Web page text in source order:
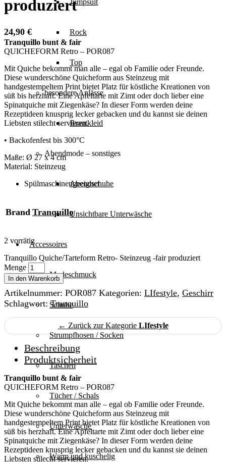
Jumpsuit
Rock
Top
besondere Anlässe
Brautkleid
Abendmode – sonstiges
Abendschuhe
Unsichtbare Unterwäsche
Accessoires
Modeschmuck
Schuhe
Strumpfhosen / Socken
Taschen
Tücher / Schals
Unterwäsche
Warm und kuschelig
produziert
24,90 €
Tranquillo bunt & fair
QUICHEFORM Retro – POR087
Mit Quiche bekommt man alle – egal ob Familie oder Freunde.
Diese wunderschöne Quicheform aus Steinzeug mit
handgestempeltem Print bietet Platz für köstliche Kreationen von
süß bis herzhaft. Eine Apfeltarte mit Zimt oder doch lieber eine
Spinatquiche mit Ziegenkäse? In dieser Form werden deine
Rezeptideen knusprig lecker gebacken und du kannst sie deinen
Liebsten stilecht servieren.
• Backofenfest bis 300°C
Maße: Ø 27 x 4 cm
Material: Steinzeug
Spülmaschinengeeignet
Brand Tranquillo
2 vorrätig
Tranquillo Quiche/Tarteform Retro- Steinzeug -fair produziert
Menge
In den Warenkorb
Artikelnummer: POR087 Kategorien: LIfestyle, Geschirr
Schlagwort:Tranquillo
← Zurück zur Kategorie LIfestyle
Beschreibung
Produktsicherheit
Tranquillo bunt & fair
QUICHEFORM Retro – POR087
Mit Quiche bekommt man alle – egal ob Familie oder Freunde.
Diese wunderschöne Quicheform aus Steinzeug mit
handgestempeltem Print bietet Platz für köstliche Kreationen von
süß bis herzhaft. Eine Apfeltarte mit Zimt oder doch lieber eine
Spinatquiche mit Ziegenkäse? In dieser Form werden deine
Rezeptideen knusprig lecker gebacken und du kannst sie deinen
Liebsten stilecht servieren.